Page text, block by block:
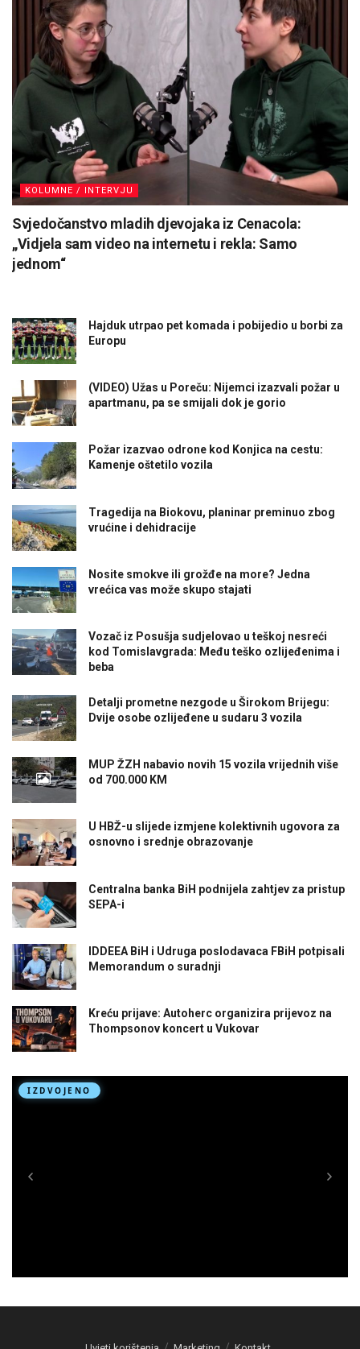
KOLUMNE / INTERVJU
Svjedočanstvo mladih djevojaka iz Cenacola:
„Vidjela sam video na internetu i rekla: Samo
jednom“
Hajduk utrpao pet komada i pobijedio u borbi za
Europu
(VIDEO) Užas u Poreču: Nijemci izazvali požar u
apartmanu, pa se smijali dok je gorio
Požar izazvao odrone kod Konjica na cestu:
Kamenje oštetilo vozila
Tragedija na Biokovu, planinar preminuo zbog
vrućine i dehidracije
Nosite smokve ili grožđe na more? Jedna
vrećica vas može skupo stajati
Vozač iz Posušja sudjelovao u teškoj nesreći
kod Tomislavgrada: Među teško ozlijeđenima i
beba
Detalji prometne nezgode u Širokom Brijegu:
Dvije osobe ozlijeđene u sudaru 3 vozila
MUP ŽZH nabavio novih 15 vozila vrijednih više
od 700.000 KM
U HBŽ-u slijede izmjene kolektivnih ugovora za
osnovno i srednje obrazovanje
Centralna banka BiH podnijela zahtjev za pristup
SEPA-i
IDDEEA BiH i Udruga poslodavaca FBiH potpisali
Memorandum o suradnji
Kreću prijave: Autoherc organizira prijevoz na
Thompsonov koncert u Vukovar